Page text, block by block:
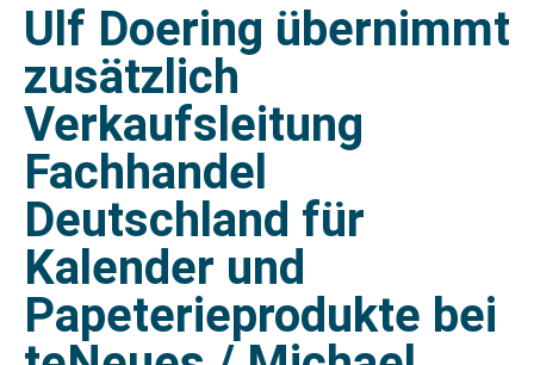
Ulf Doering übernimmt
zusätzlich
Verkaufsleitung
Fachhandel
Deutschland für
Kalender und
Papeterieprodukte bei